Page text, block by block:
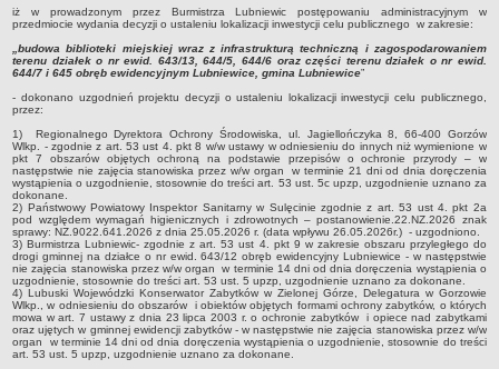
Meteorologiczne
Rozkłady jazdy autobusów
Wodociągi - ocena jakości wody
KONKURSY
Ogłoszenia o konkursach
URZĄD MIEJSKI
Dane adresowe
Burmistrz Lubniewic
Zastępca Burmistrza Lubniewic
Sekretarz Gminy
Skarbnik Gminy
Informacja turystyczna
Regulamin i schemat organizacyjny
iż w prowadzonym przez Burmistrza Lubniewic postępowaniu administracyjnym w
przedmiocie wydania decyzji o ustaleniu lokalizacji inwestycji celu publicznego w zakresie:
„budowa biblioteki miejskiej wraz z infrastrukturą techniczną i zagospodarowaniem
terenu działek o nr ewid. 643/13, 644/5, 644/6 oraz części terenu działek o nr ewid.
644/7 i 645 obręb ewidencyjnym Lubniewice, gmina Lubniewice”
- dokonano uzgodnień projektu decyzji o ustaleniu lokalizacji inwestycji celu publicznego,
przez:
1) Regionalnego Dyrektora Ochrony Środowiska, ul. Jagiellończyka 8, 66-400 Gorzów
Wlkp. - zgodnie z art. 53 ust 4. pkt 8 w/w ustawy w odniesieniu do innych niż wymienione w
pkt 7 obszarów objętych ochroną na podstawie przepisów o ochronie przyrody – w
następstwie nie zajęcia stanowiska przez w/w organ w terminie 21 dni od dnia doręczenia
wystąpienia o uzgodnienie, stosownie do treści art. 53 ust. 5c upzp, uzgodnienie uznano za
dokonane.
2) Państwowy Powiatowy Inspektor Sanitarny w Sulęcinie zgodnie z art. 53 ust 4. pkt 2a
pod względem wymagań higienicznych i zdrowotnych – postanowienie.22.NZ.2026 znak
sprawy: NZ.9022.641.2026 z dnia 25.05.2026 r. (data wpływu 26.05.2026r.) - uzgodniono.
3) Burmistrza Lubniewic- zgodnie z art. 53 ust 4. pkt 9 w zakresie obszaru przyległego do
drogi gminnej na działce o nr ewid. 643/12 obręb ewidencyjny Lubniewice - w następstwie
nie zajęcia stanowiska przez w/w organ w terminie 14 dni od dnia doręczenia wystąpienia o
uzgodnienie, stosownie do treści art. 53 ust. 5 upzp, uzgodnienie uznano za dokonane.
4) Lubuski Wojewódzki Konserwator Zabytków w Zielonej Górze, Delegatura w Gorzowie
Wlkp., w odniesieniu do obszarów i obiektów objętych formami ochrony zabytków, o których
mowa w art. 7 ustawy z dnia 23 lipca 2003 r. o ochronie zabytków i opiece nad zabytkami
oraz ujętych w gminnej ewidencji zabytków - w następstwie nie zajęcia stanowiska przez w/w
organ w terminie 14 dni od dnia doręczenia wystąpienia o uzgodnienie, stosownie do treści
art. 53 ust. 5 upzp, uzgodnienie uznano za dokonane.